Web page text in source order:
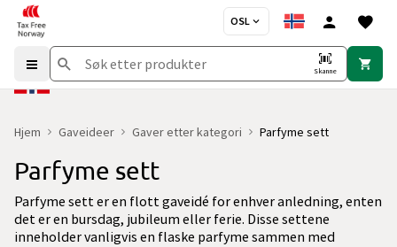
OSL
Skanne
Hjem Gaveideer Gaver etter kategori Parfyme sett
Parfyme sett
Parfyme sett er en flott gaveidé for enhver anledning, enten
det er en bursdag, jubileum eller ferie. Disse settene
inneholder vanligvis en flaske parfyme sammen med